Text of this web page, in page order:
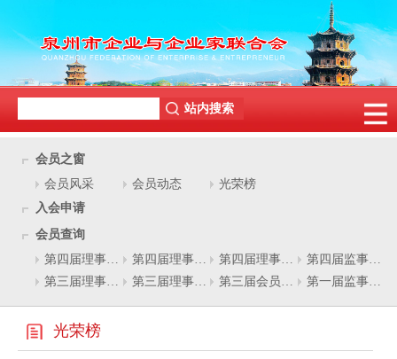
会员之窗
会员风采
会员动态
光荣榜
入会申请
会员查询
第四届理事会永远荣誉会长(单位)名单
第四届理事会荣誉会长(单位)名单 第四届理事会名单
第四届监事会名单
第三届理事会名誉会长名单
第三届理事会名单 第三届会员（单位）名单 第一届监事会名单
光荣榜